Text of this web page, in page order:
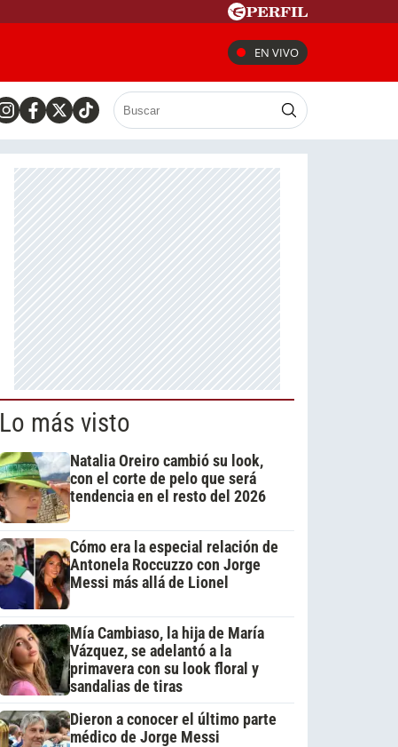
EN VIVO
Lo más visto
Natalia Oreiro cambió su look,
con el corte de pelo que será
tendencia en el resto del 2026
Cómo era la especial relación de
Antonela Roccuzzo con Jorge
Messi más allá de Lionel
Mía Cambiaso, la hija de María
Vázquez, se adelantó a la
primavera con su look floral y
sandalias de tiras
Dieron a conocer el último parte
médico de Jorge Messi